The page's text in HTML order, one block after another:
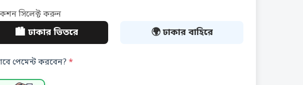
সিলেক্ট করুন
🏙️ ঢাকার ভিতরে 🌍 ঢাকার বাহিরে
পেমেন্ট করবেন? *